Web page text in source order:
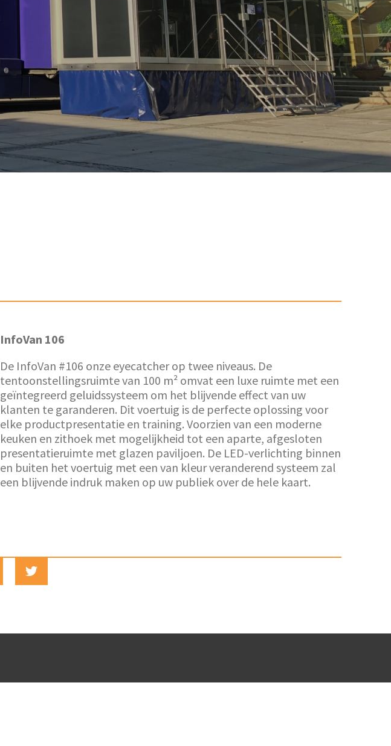
InfoVan 106
De InfoVan #106 onze eyecatcher op twee niveaus. De
tentoonstellingsruimte van 100 m² omvat een luxe ruimte met een
geïntegreerd geluidssysteem om het blijvende effect van uw
klanten te garanderen. Dit voertuig is de perfecte oplossing voor
elke productpresentatie en training. Voorzien van een moderne
keuken en zithoek met mogelijkheid tot een aparte, afgesloten
presentatieruimte met glazen paviljoen. De LED-verlichting binnen
en buiten het voertuig met een van kleur veranderend systeem zal
een blijvende indruk maken op uw publiek over de hele kaart.